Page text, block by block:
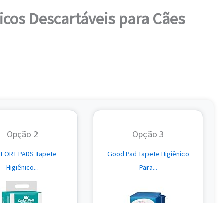
Descartáveis para Cães
Opção 2
PADS Tapete
Higiênico...
Opção 3
Good Pad Tapete Higiênico
Para...